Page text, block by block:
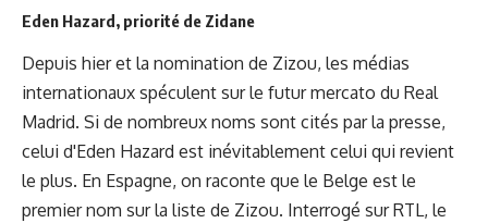
Eden Hazard, priorité de Zidane
Depuis hier et la nomination de Zizou, les médias
internationaux spéculent sur le futur mercato du Real
Madrid. Si de nombreux noms sont cités par la presse,
celui d'Eden Hazard est inévitablement celui qui revient
le plus. En Espagne, on raconte que le Belge est le
premier nom sur la liste de Zizou. Interrogé sur RTL, le